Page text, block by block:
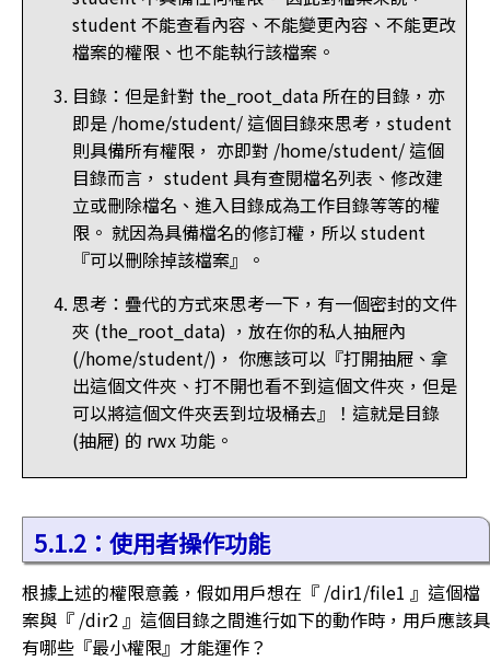
student 不能查看內容、不能變更內容、不能更改
檔案的權限、也不能執行該檔案。
目錄：但是針對 the_root_data 所在的目錄，亦
即是 /home/student/ 這個目錄來思考，student
則具備所有權限， 亦即對 /home/student/ 這個
目錄而言， student 具有查閱檔名列表、修改建
立或刪除檔名、進入目錄成為工作目錄等等的權
限。 就因為具備檔名的修訂權，所以 student
『可以刪除掉該檔案』。
思考：疊代的方式來思考一下，有一個密封的文件
夾 (the_root_data) ，放在你的私人抽屜內
(/home/student/)， 你應該可以『打開抽屜、拿
出這個文件夾、打不開也看不到這個文件夾，但是
可以將這個文件夾丟到垃圾桶去』！這就是目錄
(抽屜) 的 rwx 功能。
5.1.2：使用者操作功能
根據上述的權限意義，假如用戶想在『 /dir1/file1 』這個檔
案與『 /dir2 』這個目錄之間進行如下的動作時，用戶應該具
有哪些『最小權限』才能運作？